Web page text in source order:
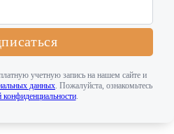
учетную запись на нашем сайте и
данных . Пожалуйста, ознакомьтесь
.